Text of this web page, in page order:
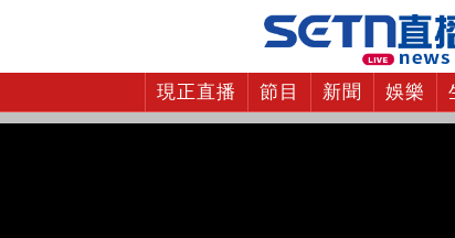
現正直播 節目 新聞 娛樂